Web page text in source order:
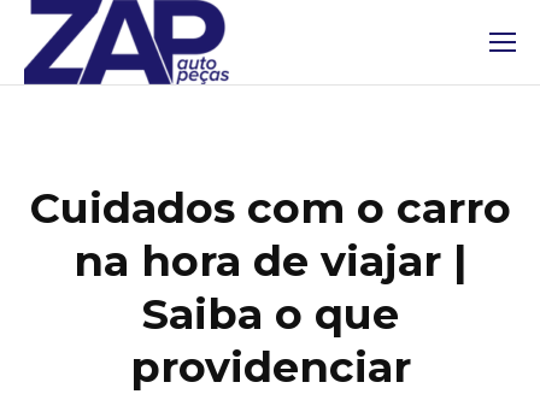
Cuidados com o carro
na hora de viajar |
Saiba o que
providenciar